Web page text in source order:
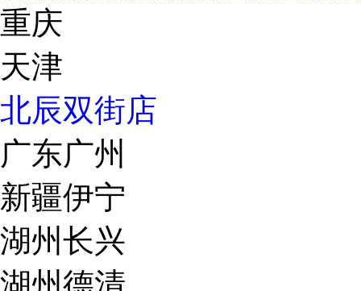
重庆
天津
北辰双街店
广东广州
新疆伊宁
湖州长兴